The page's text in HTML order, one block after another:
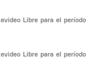
Libre para el
Libre para el